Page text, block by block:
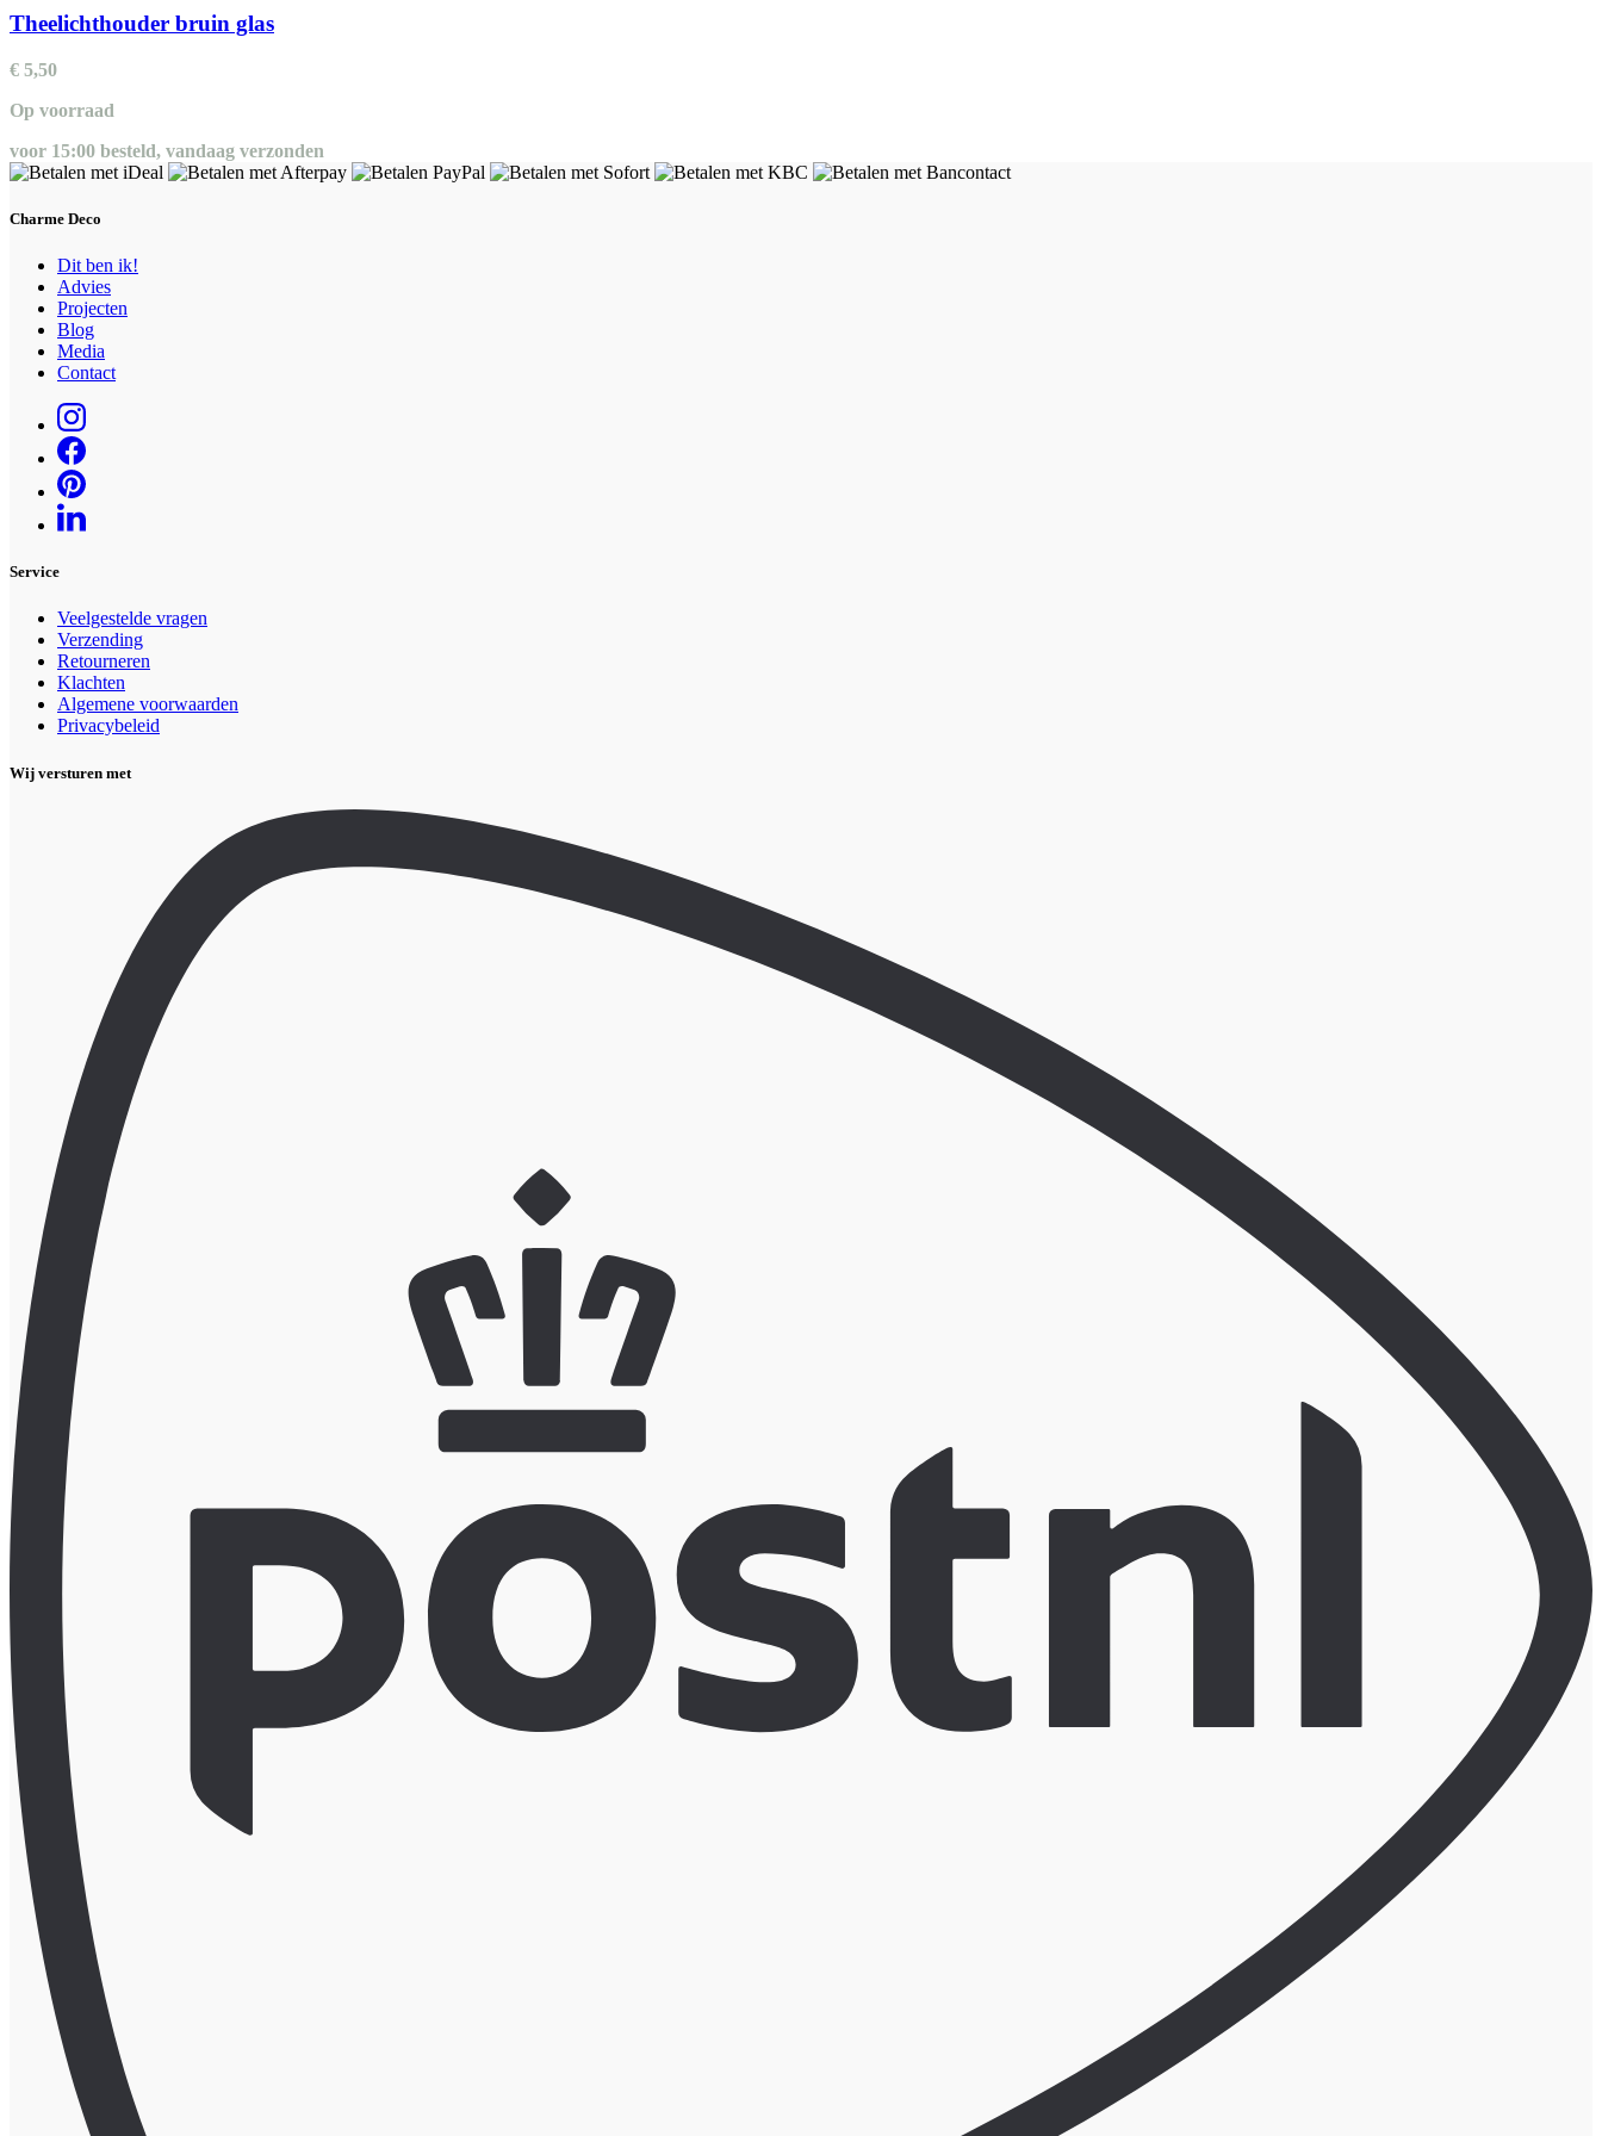
Theelichthouder bruin glas
€ 5,50
Op voorraad
voor 15:00 besteld, vandaag verzonden
Charme Deco
Dit ben ik!
Advies
Projecten
Blog
Media
Contact
Service
Veelgestelde vragen
Verzending
Retourneren
Klachten
Algemene voorwaarden
Privacybeleid
Wij versturen met